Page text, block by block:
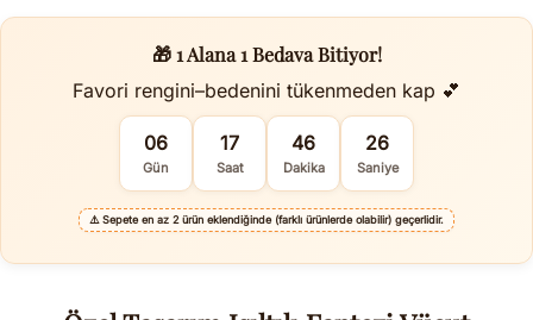
🎁 1 Alana 1 Bedava Bitiyor!
Favori rengini–bedenini tükenmeden kap 💕
06
Gün
17
Saat
46
Dakika
25
Saniye
⚠️ Sepete en az 2 ürün eklendiğinde (farklı ürünlerde olabilir) geçerlidir.